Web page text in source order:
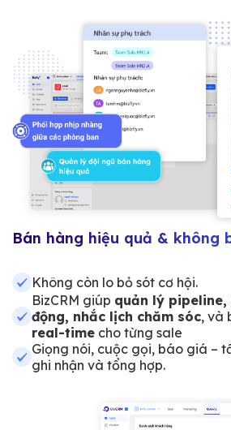
Bán hàng hiệu quả & không
Không còn lo bỏ sót cơ hội.
BizCRM giúp quản lý
động, nhắc lịch chăm sóc, và
real-time cho từng sale
Giọng nói, cuộc gọi, báo giá –
ghi nhận và tổng hợp.